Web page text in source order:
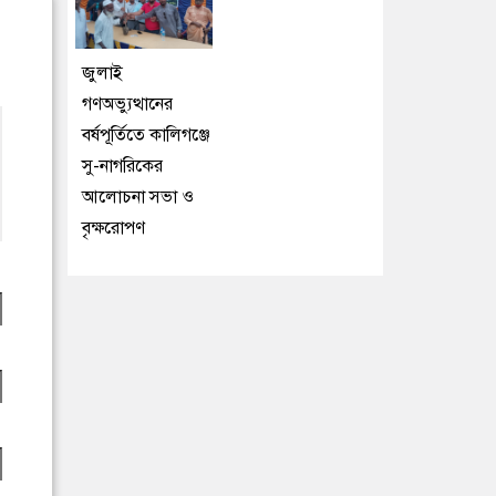
জুলাই
গণঅভ্যুত্থানের
বর্ষপূর্তিতে কালিগঞ্জে
সু-নাগরিকের
আলোচনা সভা ও
বৃক্ষরোপণ